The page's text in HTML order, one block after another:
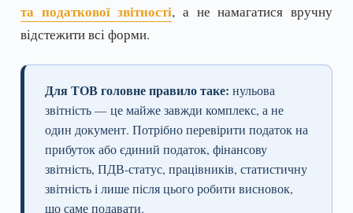
та податкової звітності, а не намагатися вручну
відстежити всі форми.
Для ТОВ головне правило таке: нульова
звітність — це майже завжди комплекс, а не
один документ. Потрібно перевірити податок на
прибуток або єдиний податок, фінансову
звітність, ПДВ-статус, працівників, статистичну
звітність і лише після цього робити висновок,
що саме подавати.